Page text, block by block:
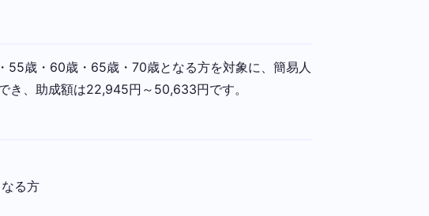
歳・60歳・65歳・70歳となる方を対象に、簡易人
き、助成額は22,945円～50,633円です。
る方